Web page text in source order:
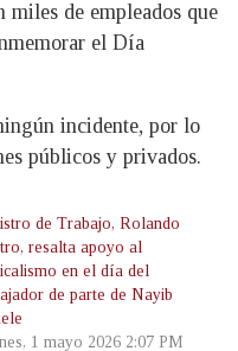
miles de empleados que
el Día
incidente, por lo
públicos y privados.
de Trabajo, Rolando
resalta apoyo al
en el día del
de parte de Nayib
1 mayo 2026 2:07 PM